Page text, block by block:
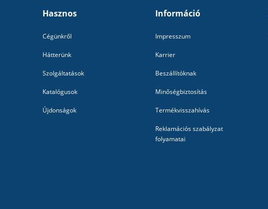
Hasznos
Cégünkről
Hátterünk
Szolgáltatások
Katalógusok
Újdonságok
Információ
Impresszum
Karrier
Beszállítóknak
Minőségbiztosítás
Termékvisszahívás
Reklamációs szabályzat
folyamatai